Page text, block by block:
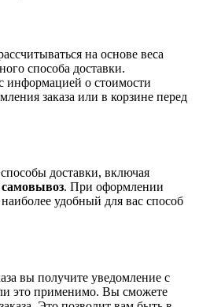
на основе веса
способа доставки.
информацией о стоимости
заказа или в корзине перед
доставки, включая
самовывоз. При оформлении
удобный для вас способ
вы получите уведомление с
это применимо. Вы сможете